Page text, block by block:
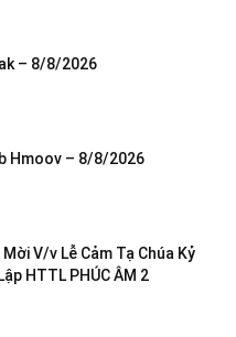
– 8/8/2026
Hmoov – 8/8/2026
V/v Lễ Cảm Tạ Chúa Kỷ
HTTL PHÚC ÂM 2